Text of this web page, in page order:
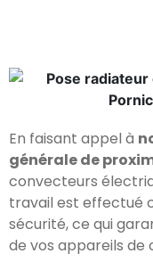
En faisant appel à
générale de
convecteurs
travail est effectué
sécurité, ce qui
de vos appareils de